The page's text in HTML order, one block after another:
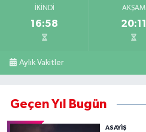
İKINDI
16:58
AKŞAM
20:11
Aylık Vakitler
Geçen Yıl Bugün
ASAYİŞ